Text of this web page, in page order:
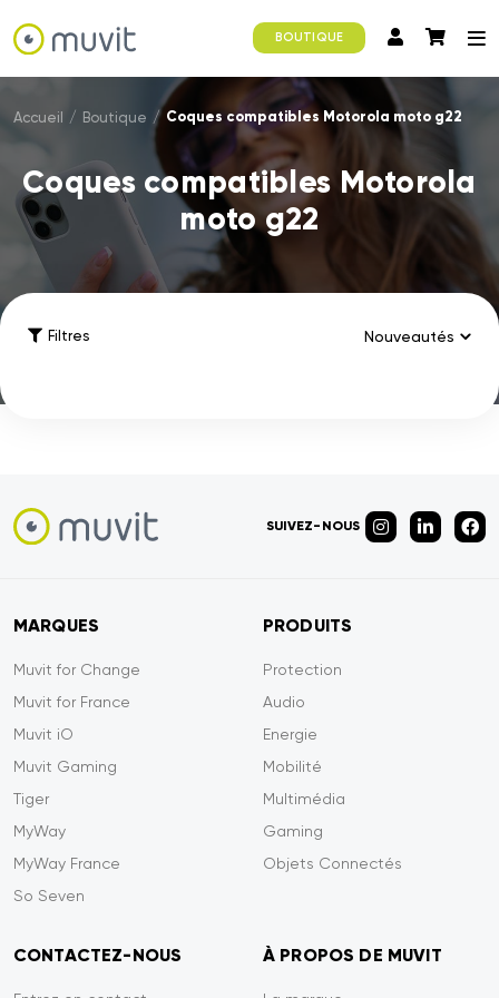
BOUTIQUE
Accueil / Boutique / Coques compatibles Motorola moto g22
Coques compatibles Motorola
moto g22
Filtres
SUIVEZ-NOUS
MARQUES
Muvit for Change
Muvit for France
Muvit iO
Muvit Gaming
Tiger
MyWay
MyWay France
So Seven
PRODUITS
Protection
Audio
Energie
Mobilité
Multimédia
Gaming
Objets Connectés
CONTACTEZ-NOUS À PROPOS DE MUVIT